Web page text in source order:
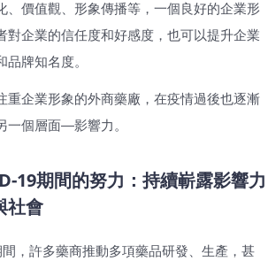
、價值觀、形象傳播等，一個良好的企業形
對企業的信任度和好感度，也可以提升企業
牌知名度。
重企業形象的外商藥廠，在疫情過後也逐漸
一個層面—影響力。
19期間的努力：持續嶄露影響力
社會
，許多藥商推動多項藥品研發、生產，甚